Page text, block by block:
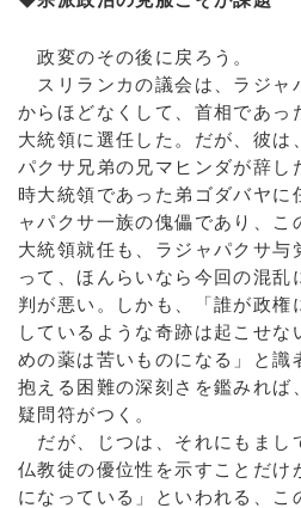
政変のその後に戻ろう。
スリランカの議会は、ラジャ
からほどなくして、首相であっ
大統領に選任した。だが、彼は
パクサ兄弟の兄マヒンダが辞し
時大統領であった弟ゴダバヤに
ャパクサ一族の傀儡であり、こ
大統領就任も、ラジャパクサ与
って、ほんらいなら今回の混乱
判が悪い。しかも、「誰が政権
しているような奇跡は起こせな
めの薬は苦いものになる」と識
抱える困難の深刻さを鑑みれば
疑問符がつく。
だが、じつは、それにもまし
仏教徒の優位性を示すことだけ
になっている」といわれる、こ